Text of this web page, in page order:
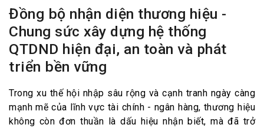
Đồng bộ nhận diện thương hiệu -
Chung sức xây dựng hệ thống
QTDND hiện đại, an toàn và phát
triển bền vững
Trong xu thế hội nhập sâu rộng và cạnh tranh ngày càng
mạnh mẽ của lĩnh vực tài chính - ngân hàng, thương hiệu
không còn đơn thuần là dấu hiệu nhận biết, mà đã trở